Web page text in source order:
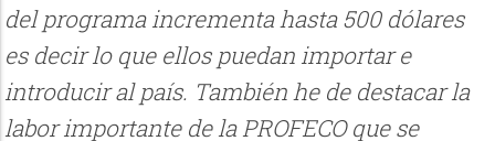
del programa incrementa hasta 500 dólares
es decir lo que ellos puedan importar e
introducir al país. También he de destacar la
labor importante de la PROFECO que se